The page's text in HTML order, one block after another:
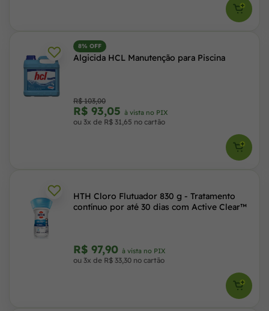
8% OFF
Algicida HCL Manutenção para Piscina
R$ 103,00
R$ 93,05 à vista no PIX
ou 3x de R$ 31,65 no cartão
HTH Cloro Flutuador 830 g - Tratamento
contínuo por até 30 dias com Active Clear™
R$ 97,90 à vista no PIX
ou 3x de R$ 33,30 no cartão